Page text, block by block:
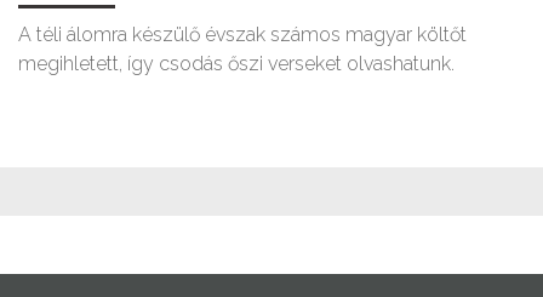
A téli álomra készülő évszak számos magyar költőt
megihletett, így csodás őszi verseket olvashatunk.